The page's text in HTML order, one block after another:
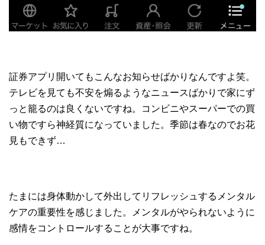
証券アプリ開いてもこんなお知らせばかりなんですよ笑。
テレビを見ても不安を煽るようなニュースばかりで家にず
っと籠るのは良くないですね。コンビニやスーパーでの買
い物ですら神経質になっていました。季節は春なのでお花
見もできず…
たまには身体動かして外出してリフレッシュするメンタル
ケアの重要性を感じました。メンタルがやられないように
感情をコントロールすることが大事ですね。